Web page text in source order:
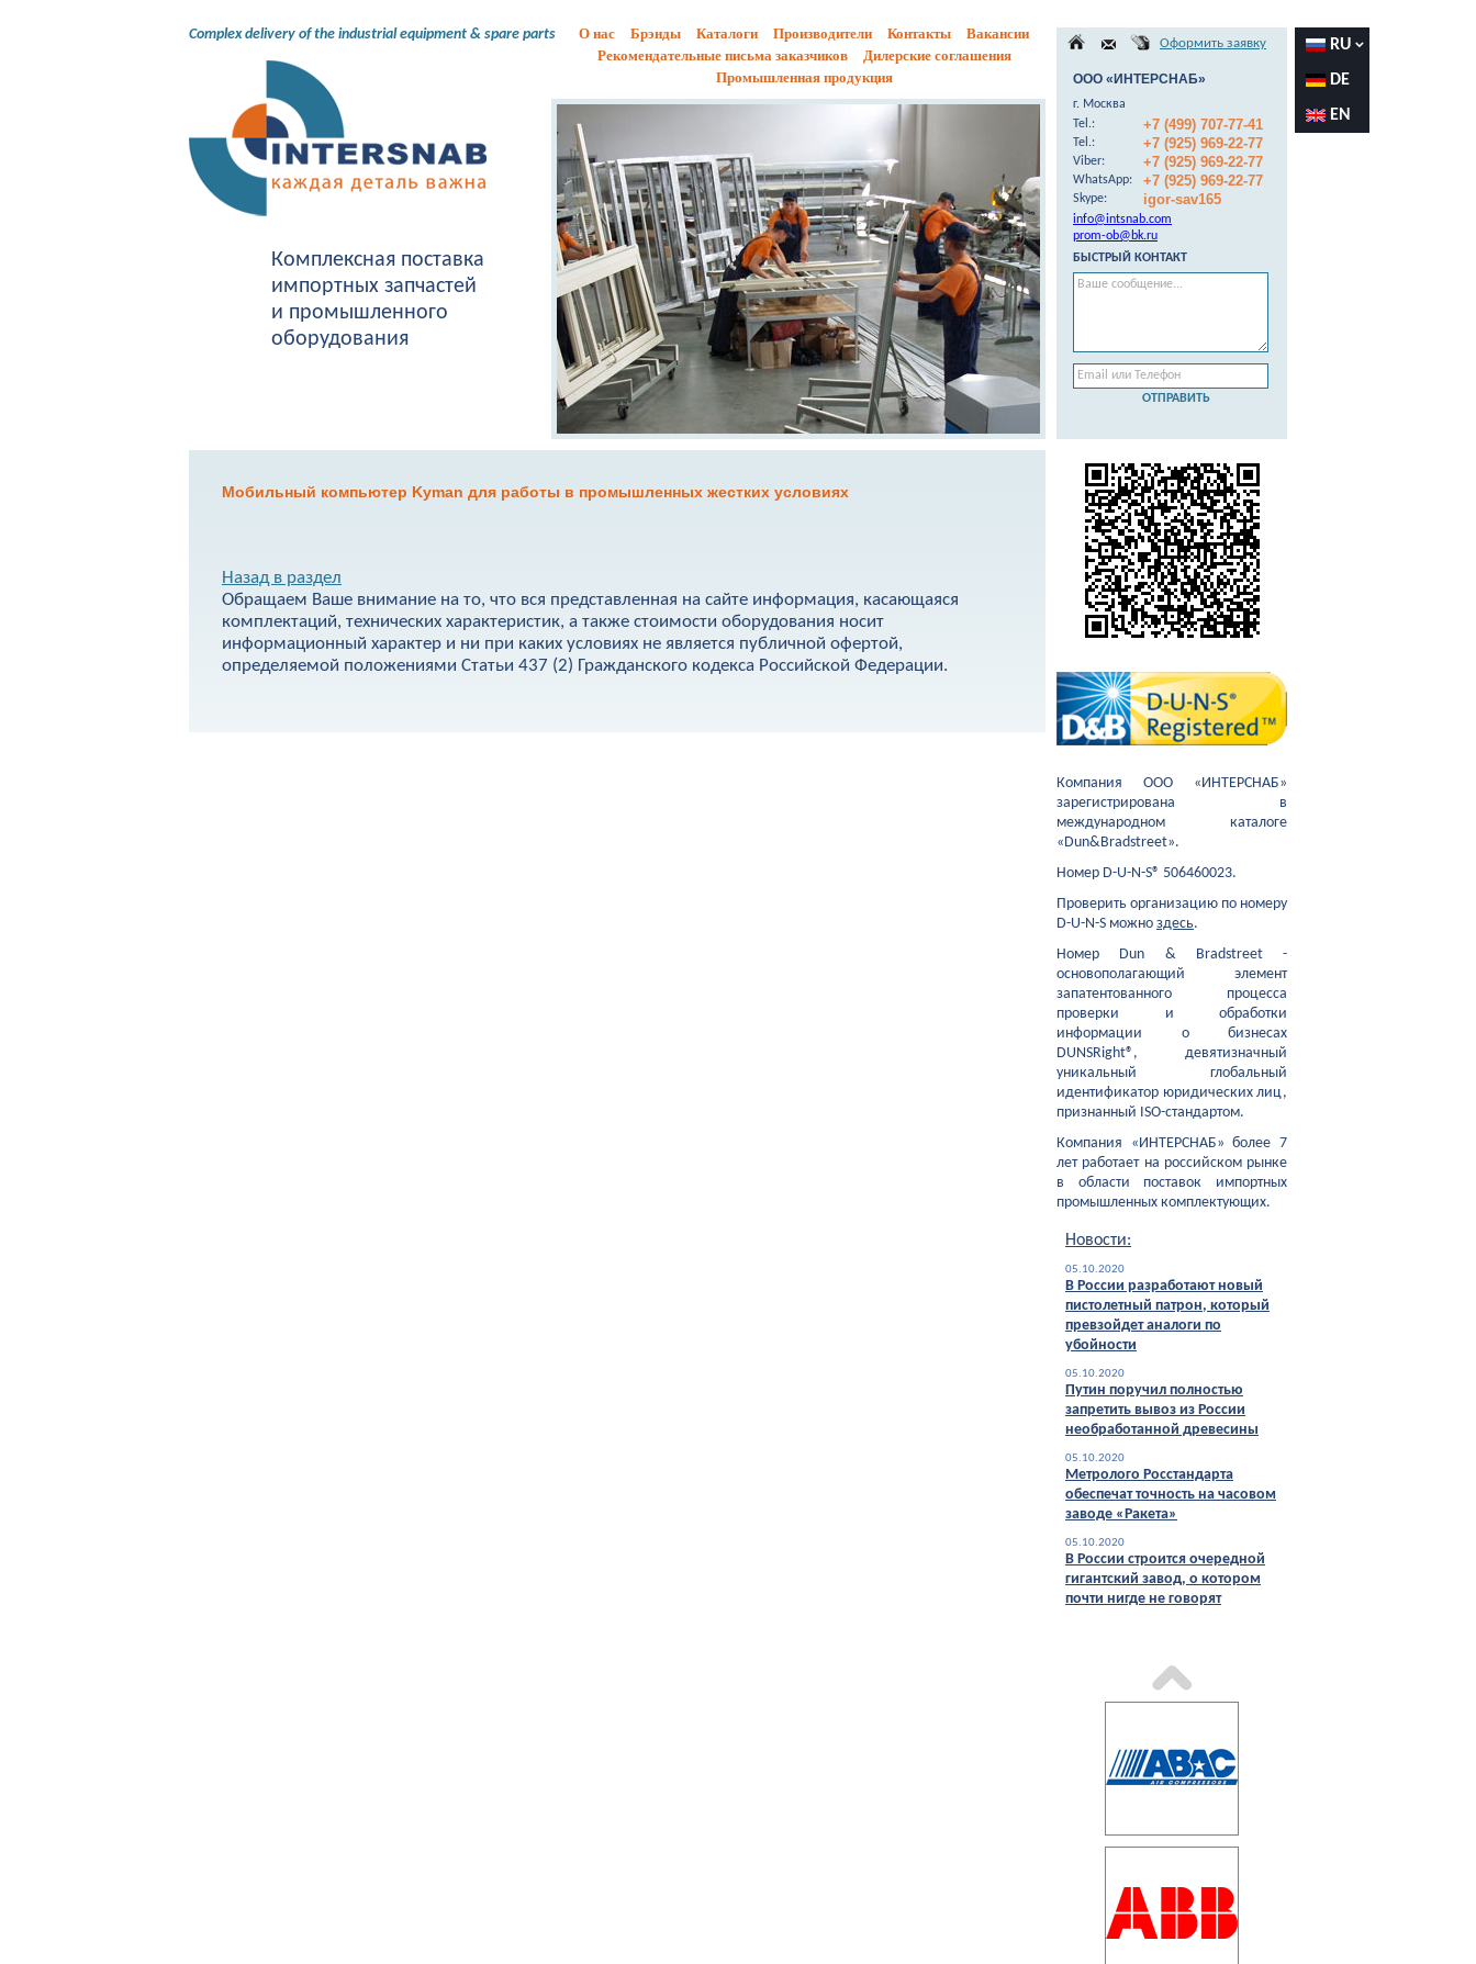
RU
DE
EN
Complex delivery of the industrial equipment & spare parts
Комплексная поставка
импортных запчастей
и промышленного
оборудования
Оформить заявку
ООО «ИНТЕРСНАБ»
г. Москва
Теl.:
+7 (499) 707-77-41
Теl.: +7 (925) 969-22-77
Viber: +7 (925) 969-22-77
WhatsApp: +7 (925) 969-22-77
Skype: igor-sav165
info@intsnab.com
prom-ob@bk.ru
БЫСТРЫЙ КОНТАКТ
ОТПРАВИТЬ
О нас Брэнды Каталоги Производители Контакты
Вакансии
Рекомендательные письма заказчиков
Дилерские соглашения
Промышленная продукция
Мобильный компьютер Kyman для работы в промышленных жестких условиях
Назад в раздел
Обращаем Ваше внимание на то, что вся представленная на сайте информация, касающаяся
комплектаций, технических характеристик, а также стоимости оборудования носит
информационный характер и ни при каких условиях не является публичной офертой,
определяемой положениями Статьи 437 (2) Гражданского кодекса Российской Федерации.
Компания ООО «ИНТЕРСНАБ»
зарегистрирована в
международном каталоге
«Dun&Bradstreet».
Номер D-U-N-S® 506460023.
Проверить организацию по номеру
D-U-N-S можно здесь.
Номер Dun & Bradstreet -
основополагающий элемент
запатентованного процесса
проверки и обработки
информации о бизнесах
DUNSRight®, девятизначный
уникальный глобальный
идентификатор юридических лиц,
признанный ISO-стандартом.
Компания «ИНТЕРСНАБ» более 7
лет работает на российском рынке
в области поставок импортных
промышленных комплектующих.
Новости:
05.10.2020
В России разработают новый
пистолетный патрон, который
превзойдет аналоги по
убойности
05.10.2020
Путин поручил полностью
запретить вывоз из России
необработанной древесины
05.10.2020
Метролого Росстандарта
обеспечат точность на часовом
заводе «Ракета»
05.10.2020
В России строится очередной
гигантский завод, о котором
почти нигде не говорят